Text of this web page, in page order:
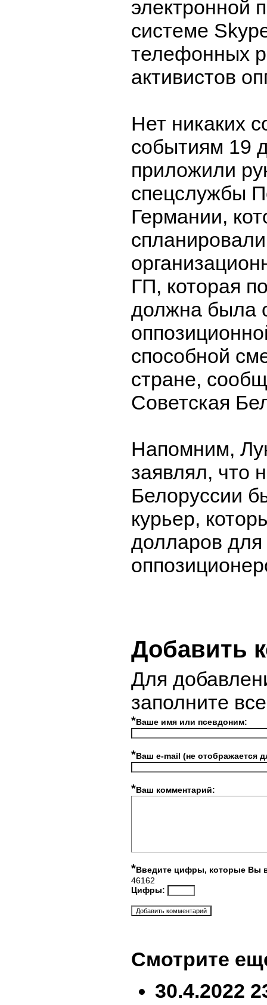
электронной
системе
телефонных
активистов
Нет никаких
событиям 19
приложили
спецслужбы
Германии,
ГП, которая
должна была
способной
стране,
Советская
Напомним,
заявлял, что
Белоруссии
курьер,
долларов
Добавить
Для
заполните
*Ваше имя или псевдоним:
*Ваш e-mail (не отображается
*Ваш комментарий:
*Введите цифры, которые Вы
46162
Цифры:
Смотрите
30.4.2022